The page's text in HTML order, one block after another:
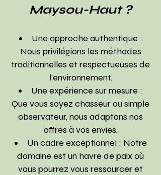
Maysou-Haut ?
Une approche authentique :
Nous privilégions les méthodes
traditionnelles et respectueuses de
l'environnement.
Une expérience sur mesure :
Que vous soyez chasseur ou simple
observateur, nous adaptons nos
offres à vos envies.
Un cadre exceptionnel : Notre
domaine est un havre de paix où
vous pourrez vous ressourceret